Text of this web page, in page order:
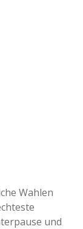
Wahlen
und